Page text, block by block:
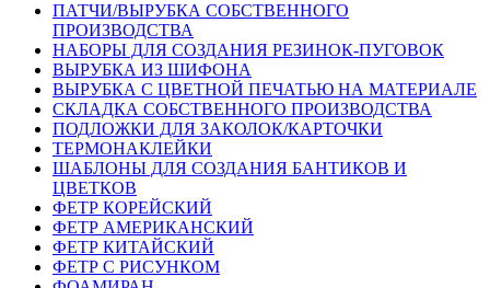
ПАТЧИ/ВЫРУБКА СОБСТВЕННОГО
ПРОИЗВОДСТВА
НАБОРЫ ДЛЯ СОЗДАНИЯ РЕЗИНОК-ПУГОВОК
ВЫРУБКА ИЗ ШИФОНА
ВЫРУБКА С ЦВЕТНОЙ ПЕЧАТЬЮ НА МАТЕРИАЛЕ
СКЛАДКА СОБСТВЕННОГО ПРОИЗВОДСТВА
ПОДЛОЖКИ ДЛЯ ЗАКОЛОК/КАРТОЧКИ
ТЕРМОНАКЛЕЙКИ
ШАБЛОНЫ ДЛЯ СОЗДАНИЯ БАНТИКОВ И
ЦВЕТКОВ
ФЕТР КОРЕЙСКИЙ
ФЕТР АМЕРИКАНСКИЙ
ФЕТР КИТАЙСКИЙ
ФЕТР С РИСУНКОМ